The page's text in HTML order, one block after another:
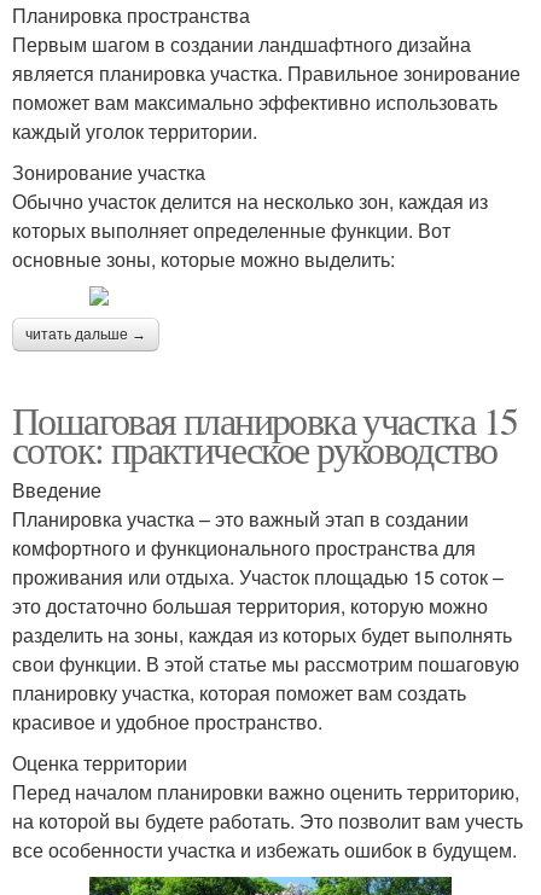
Планировка пространства
Первым шагом в создании ландшафтного дизайна
является планировка участка. Правильное зонирование
поможет вам максимально эффективно использовать
каждый уголок территории.
Зонирование участка
Обычно участок делится на несколько зон, каждая из
которых выполняет определенные функции. Вот
основные зоны, которые можно выделить:
читать дальше →
Пошаговая планировка участка 15
соток: практическое руководство
Введение
Планировка участка – это важный этап в создании
комфортного и функционального пространства для
проживания или отдыха. Участок площадью 15 соток –
это достаточно большая территория, которую можно
разделить на зоны, каждая из которых будет выполнять
свои функции. В этой статье мы рассмотрим пошаговую
планировку участка, которая поможет вам создать
красивое и удобное пространство.
Оценка территории
Перед началом планировки важно оценить территорию,
на которой вы будете работать. Это позволит вам учесть
все особенности участка и избежать ошибок в будущем.